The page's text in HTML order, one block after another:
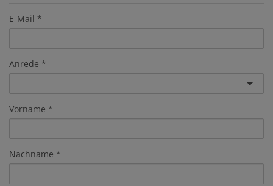
E-Mail
Anrede
Vorname
Nachname